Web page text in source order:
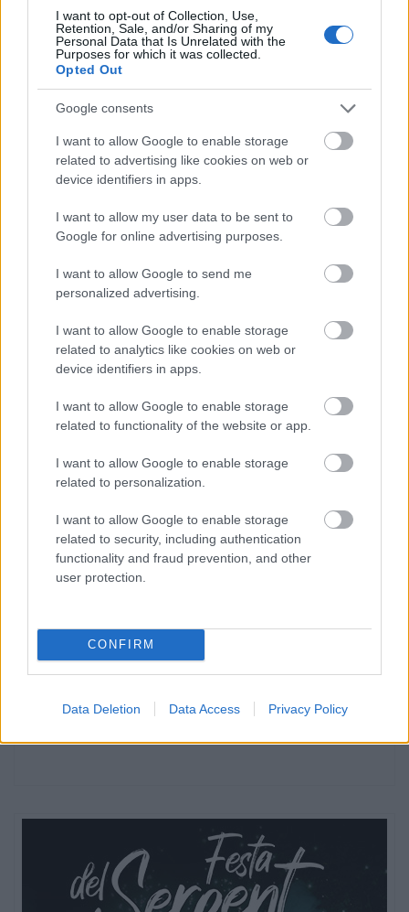
I want to opt-out of Collection, Use,
Retention, Sale, and/or Sharing of my
Personal Data that Is Unrelated with the
Purposes for which it was collected.
Opted Out
Google consents
I want to allow Google to enable storage
related to advertising like cookies on web or
device identifiers in apps.
I want to allow my user data to be sent to
Google for online advertising purposes.
I want to allow Google to send me
personalized advertising.
I want to allow Google to enable storage
related to analytics like cookies on web or
device identifiers in apps.
I want to allow Google to enable storage
related to functionality of the website or app.
I want to allow Google to enable storage
related to personalization.
I want to allow Google to enable storage
related to security, including authentication
functionality and fraud prevention, and other
user protection.
CONFIRM
Data Deletion Data Access Privacy Policy